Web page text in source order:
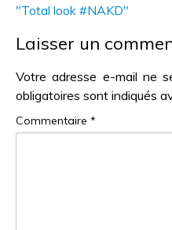
"Total look #NAKD"
Laisser un
Votre adresse e-mail ne
obligatoires sont indiqués
Commentaire *